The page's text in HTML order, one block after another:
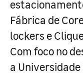
Fábrica de
lockers e
Com foco no
a